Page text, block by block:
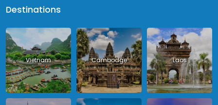
Destinations
Vietnam Cambodge Laos